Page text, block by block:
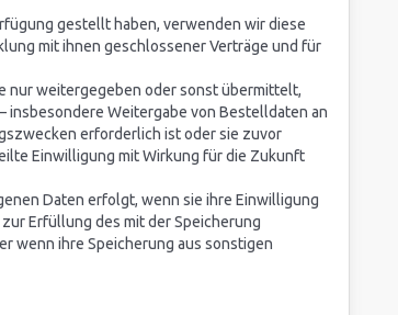
gestellt haben, verwenden wir diese
mit ihnen geschlossener Verträge und für
nur weitergegeben oder sonst übermittelt,
insbesondere Weitergabe von Bestelldaten an
erforderlich ist oder sie zuvor
Einwilligung mit Wirkung für die Zukunft
Daten erfolgt, wenn sie ihre Einwilligung
Erfüllung des mit der Speicherung
wenn ihre Speicherung aus sonstigen